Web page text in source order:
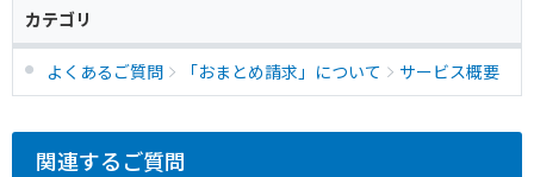
カテゴリ
よくあるご質問 「おまとめ請求」について サービス概要
関連するご質問